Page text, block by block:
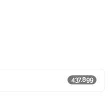
437.899